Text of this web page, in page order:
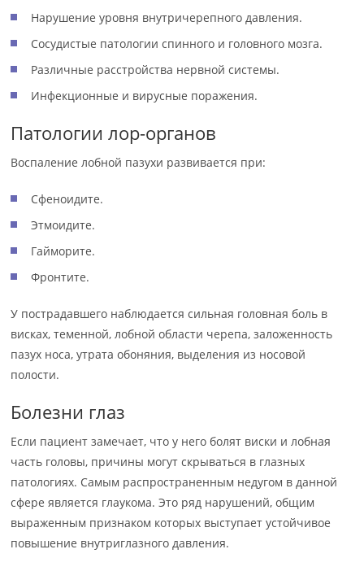
Нарушение уровня внутричерепного давления.
Сосудистые патологии спинного и головного мозга.
Различные расстройства нервной системы.
Инфекционные и вирусные поражения.
Патологии лор-органов
Воспаление лобной пазухи развивается при:
Сфеноидите.
Этмоидите.
Гайморите.
Фронтите.
У пострадавшего наблюдается сильная головная боль в
висках, теменной, лобной области черепа, заложенность
пазух носа, утрата обоняния, выделения из носовой
полости.
Болезни глаз
Если пациент замечает, что у него болят виски и лобная
часть головы, причины могут скрываться в глазных
патологиях. Самым распространенным недугом в данной
сфере является глаукома. Это ряд нарушений, общим
выраженным признаком которых выступает устойчивое
повышение внутриглазного давления.